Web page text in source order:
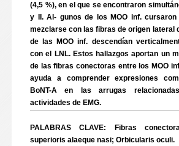
(4,5 %), en el que se encontraron
y II. Al- gunos de los MOO inf. cursaron
mezclarse con las fibras de origen lateral
de las MOO inf. descendían
con el LNL. Estos hallazgos aportan un
de las fibras conectoras entre los MOO
ayuda a comprender expresiones
BoNT-A en las arrugas
actividades de EMG.
PALABRAS CLAVE: Fibras
superioris alaeque nasi; Orbicularis oculi.